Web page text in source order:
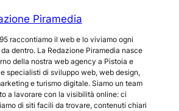
Piramedia
raccontiamo il web e lo viviamo ogni
dentro. La Redazione Piramedia nasce
della nostra web agency a Pistoia e
specialisti di sviluppo web, web design,
e turismo digitale. Siamo un team
a lavorare con la visibilità online: ci
di siti facili da trovare, contenuti chiari